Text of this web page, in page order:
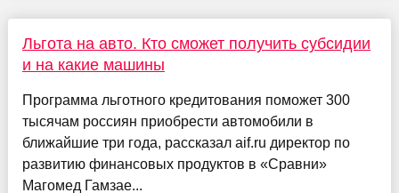
Льгота на авто. Кто сможет получить субсидии
и на какие машины
Программа льготного кредитования поможет 300
тысячам россиян приобрести автомобили в
ближайшие три года, рассказал aif.ru директор по
развитию финансовых продуктов в «Сравни»
Магомед Гамзае...